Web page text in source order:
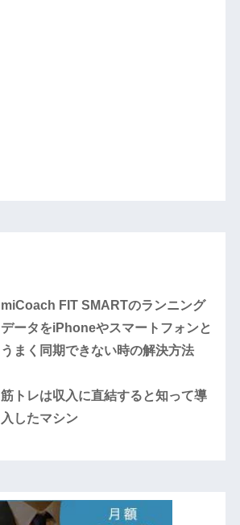
miCoach FIT SMARTのランニング
データをiPhoneやスマートフォンと
うまく同期できない時の解決方法
筋トレは収入に直結すると知って導
入したマシン